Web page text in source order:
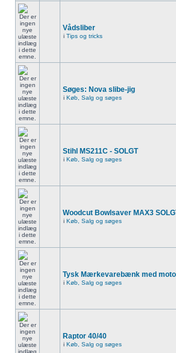
Vådsliber
i Tips og tricks
Søges: Nova slibe-jig
i Køb, Salg og søges
Stihl MS211C - SOLGT
i Køb, Salg og søges
Woodcut Bowlsaver MAX3
i Køb, Salg og søges
Tysk Mærkevarebænk med
i Køb, Salg og søges
Raptor 40/40
i Køb, Salg og søges